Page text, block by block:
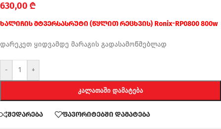
630,00 ₾
ხალიჩის მტვერსასრუტი (წყლით რეცხვის) Ronix-RP0800 800w
დარეკეთ ყიდვამდე მარაგის გადასამოწმებლად
- +
ᲙᲐᲚᲐᲗᲐᲨᲘ ᲓᲐᲛᲐᲢᲔᲑᲐ
შედარება ფავორიტებში დამატება